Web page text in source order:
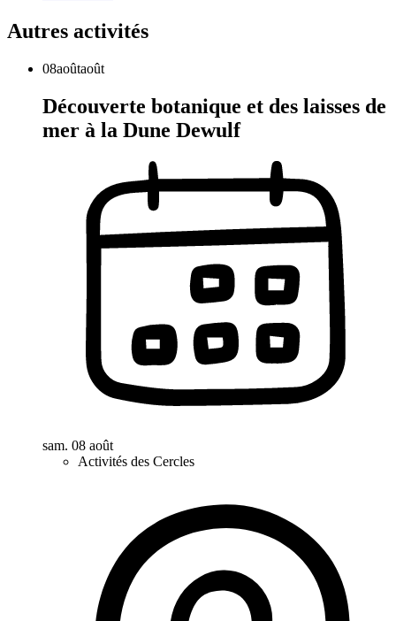
Autres activités
08aoûtaoût
Découverte botanique et des laisses de
mer à la Dune Dewulf
sam. 08 août
Activités des Cercles